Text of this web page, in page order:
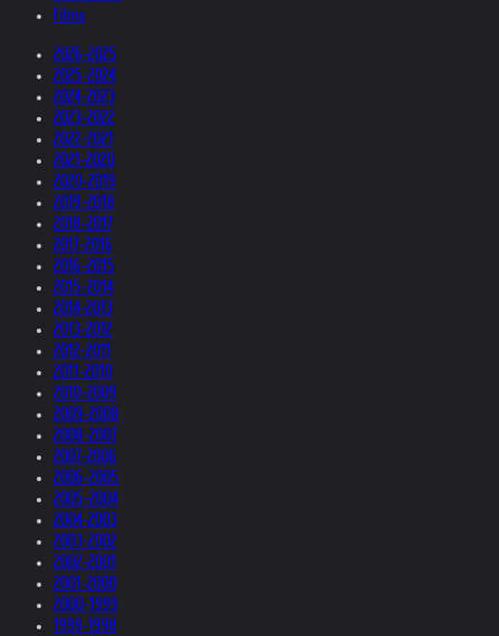
Films
2026-2025
2025-2024
2024-2023
2023-2022
2022-2021
2021-2020
2020-2019
2019-2018
2018-2017
2017-2016
2016-2015
2015-2014
2014-2013
2013-2012
2012-2011
2011-2010
2010-2009
2009-2008
2008-2007
2007-2006
2006-2005
2005-2004
2004-2003
2003-2002
2002-2001
2001-2000
2000-1999
1999-1998